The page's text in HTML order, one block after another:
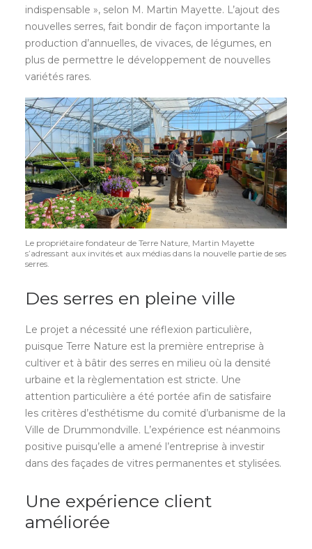
indispensable », selon M. Martin Mayette. L’ajout des
nouvelles serres, fait bondir de façon importante la
production d’annuelles, de vivaces, de légumes, en
plus de permettre le développement de nouvelles
variétés rares.
Le propriétaire fondateur de Terre Nature, Martin Mayette
s’adressant aux invités et aux médias dans la nouvelle partie de ses
serres.
Des serres en pleine ville
Le projet a nécessité une réflexion particulière,
puisque Terre Nature est la première entreprise à
cultiver et à bâtir des serres en milieu où la densité
urbaine et la règlementation est stricte. Une
attention particulière a été portée afin de satisfaire
les critères d’esthétisme du comité d’urbanisme de la
Ville de Drummondville. L’expérience est néanmoins
positive puisqu’elle a amené l’entreprise à investir
dans des façades de vitres permanentes et stylisées.
Une expérience client
améliorée